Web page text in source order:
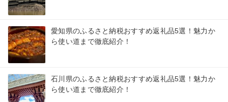
愛知県のふるさと納税おすすめ返礼品5選！魅力か
ら使い道まで徹底紹介！
石川県のふるさと納税おすすめ返礼品5選！魅力か
ら使い道まで徹底紹介！